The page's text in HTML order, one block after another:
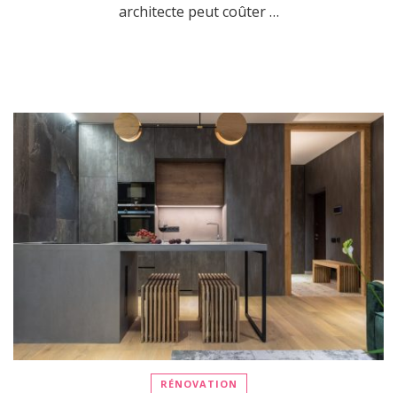
architecte peut coûter …
RÉNOVATION